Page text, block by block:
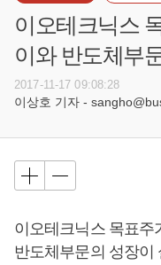
이오테크닉스
이와 반도체부
2017-11-17 09:08:28
이상호 기자 -
이오테크닉스 목표주
반도체부문의 성장이